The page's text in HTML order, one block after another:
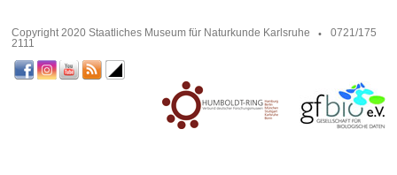
Copyright 2020 Staatliches Museum für Naturkunde Karlsruhe
0721/175
2111